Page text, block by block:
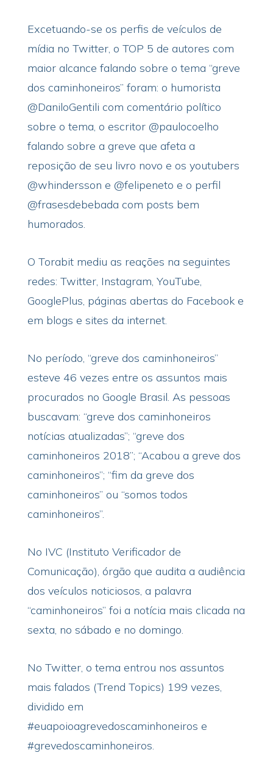
Excetuando-se os perfis de veículos de
mídia no Twitter, o TOP 5 de autores com
maior alcance falando sobre o tema “greve
dos caminhoneiros” foram: o humorista
@DaniloGentili com comentário político
sobre o tema, o escritor @paulocoelho
falando sobre a greve que afeta a
reposição de seu livro novo e os youtubers
@whindersson e @felipeneto e o perfil
@frasesdebebada com posts bem
humorados.
O Torabit mediu as reações na seguintes
redes: Twitter, Instagram, YouTube,
GooglePlus, páginas abertas do Facebook e
em blogs e sites da internet.
No período, “greve dos caminhoneiros”
esteve 46 vezes entre os assuntos mais
procurados no Google Brasil. As pessoas
buscavam: “greve dos caminhoneiros
notícias atualizadas”; “greve dos
caminhoneiros 2018”; “Acabou a greve dos
caminhoneiros”; “fim da greve dos
caminhoneiros” ou “somos todos
caminhoneiros”.
No IVC (Instituto Verificador de
Comunicação), órgão que audita a audiência
dos veículos noticiosos, a palavra
“caminhoneiros” foi a notícia mais clicada na
sexta, no sábado e no domingo.
No Twitter, o tema entrou nos assuntos
mais falados (Trend Topics) 199 vezes,
dividido em
#euapoioagrevedoscaminhoneiros e
#grevedoscaminhoneiros.